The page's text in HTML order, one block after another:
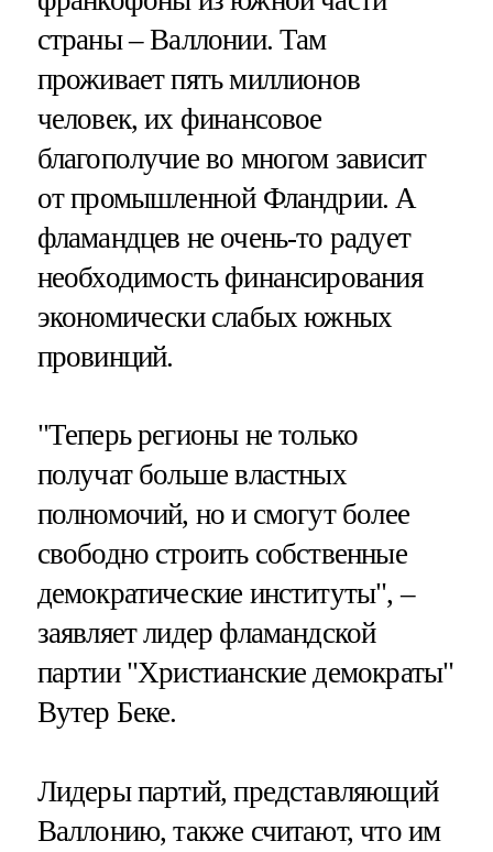
страны – Валлонии. Там
проживает пять миллионов
человек, их финансовое
благополучие во многом зависит
от промышленной Фландрии. А
фламандцев не очень-то радует
необходимость финансирования
экономически слабых южных
провинций.
"Теперь регионы не только
получат больше властных
полномочий, но и смогут более
свободно строить собственные
демократические институты", –
заявляет лидер фламандской
партии "Христианские демократы"
Вутер Беке.
Лидеры партий, представляющий
Валлонию, также считают, что им